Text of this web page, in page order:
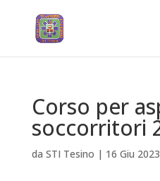
Corso per
soccorritori
da STI Tesino | 16 Giu 2023